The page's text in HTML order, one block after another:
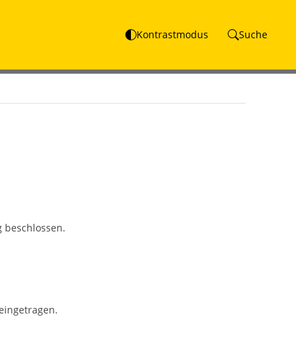
Kontrastmodus Suche
beschlossen.